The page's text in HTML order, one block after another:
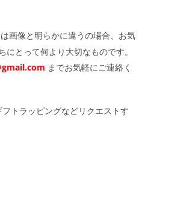
画像と明らかに違うの場合、お気
とって何より大切なものです。
までお気軽にご連絡く
トラッピングなどリクエストす